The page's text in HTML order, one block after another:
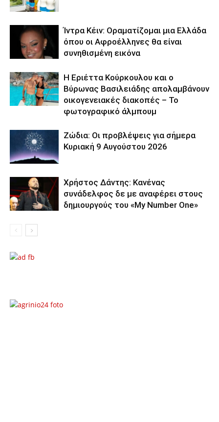
Ίντρα Κέιν: Οραματίζομαι μια Ελλάδα
όπου οι Αφροέλληνες θα είναι
συνηθισμένη εικόνα
Η Εριέττα Κούρκουλου και ο
Βύρωνας Βασιλειάδης απολαμβάνουν
οικογενειακές διακοπές – Το
φωτογραφικό άλμπουμ
Ζώδια: Οι προβλέψεις για σήμερα
Κυριακή 9 Αυγούστου 2026
Χρήστος Δάντης: Κανένας
συνάδελφος δε με αναφέρει στους
δημιουργούς του «My Number One»